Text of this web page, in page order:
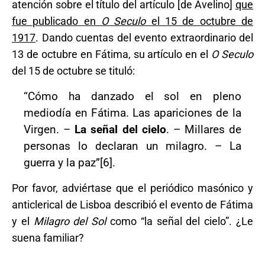
atención sobre el título del artículo [de Avelino] que
fue publicado en O Seculo el 15 de octubre de
1917. Dando cuentas del evento extraordinario del
13 de octubre en Fátima, su artículo en el O Seculo
del 15 de octubre se tituló:
“Cómo ha danzado el sol en pleno
mediodía en Fátima. Las apariciones de la
Virgen. – La señal del cielo. – Millares de
personas lo declaran un milagro. – La
guerra y la paz”[6].
Por favor, adviértase que el periódico masónico y
anticlerical de Lisboa describió el evento de Fátima
y el Milagro del Solcomo “la señal del cielo”. ¿Le
suena familiar?